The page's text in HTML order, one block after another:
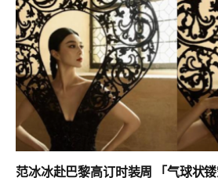
范冰冰赴巴黎高订时装周 「气球状